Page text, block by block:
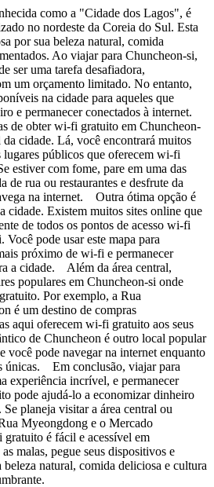
como a "Cidade dos Lagos", é
no nordeste da Coreia do Sul. Esta
por sua beleza natural, comida
Ao viajar para Chuncheon-si,
ser uma tarefa desafiadora,
um orçamento limitado. No entanto,
na cidade para aqueles que
e permanecer conectados à internet.
de obter wi-fi gratuito em Chuncheon-
cidade. Lá, você encontrará muitos
lugares públicos que oferecem wi-fi
estiver com fome, pare em uma das
de rua ou restaurantes e desfrute da
na internet. Outra ótima opção é
cidade. Existem muitos sites online que
de todos os pontos de acesso wi-fi
pode usar este mapa para
próximo de wi-fi e permanecer
a cidade. Além da área central,
populares em Chuncheon-si onde
Por exemplo, a Rua
é um destino de compras
aqui oferecem wi-fi gratuito aos seus
de Chuncheon é outro local popular
você pode navegar na internet enquanto
únicas. Em conclusão, viajar para
experiência incrível, e permanecer
pode ajudá-lo a economizar dinheiro
planeja visitar a área central ou
Myeongdong e o Mercado
é fácil e acessível em
malas, pegue seus dispositivos e
beleza natural, comida deliciosa e cultura